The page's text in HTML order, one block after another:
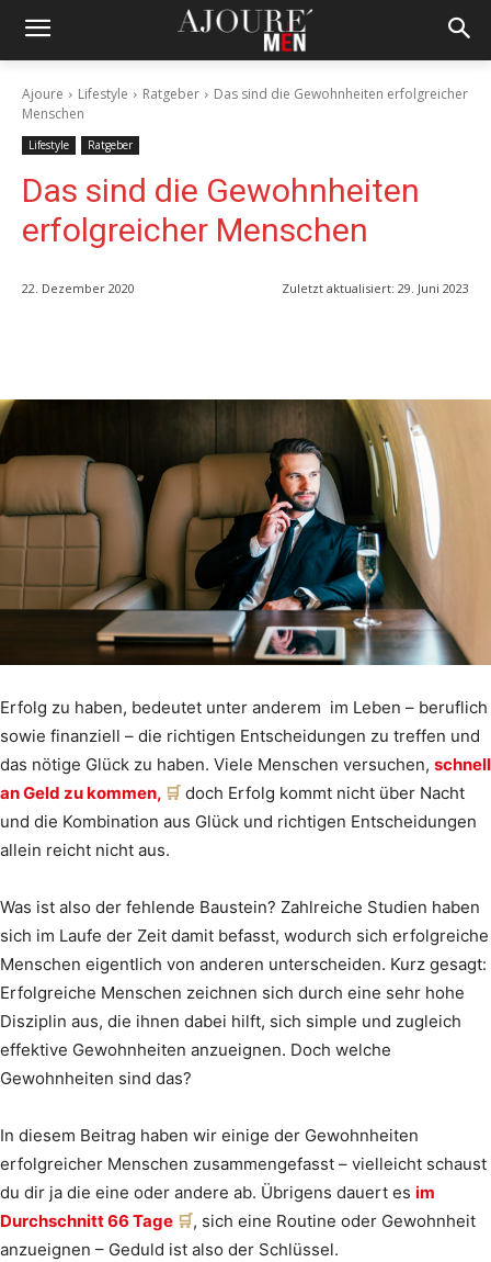
Ajoure Lifestyle Ratgeber
Das sind die Gewohnheiten erfolgreicher
Menschen
Lifestyle Ratgeber
Das sind die Gewohnheiten
erfolgreicher Menschen
22. Dezember 2020 Zuletzt aktualisiert: 29. Juni 2023
Erfolg zu haben, bedeutet unter anderem im Leben – beruflich
sowie finanziell – die richtigen Entscheidungen zu treffen und
das nötige Glück zu haben. Viele Menschen versuchen, schnell
an Geld zu kommen,
doch Erfolg kommt nicht über Nacht
und die Kombination aus Glück und richtigen Entscheidungen
allein reicht nicht aus.
Was ist also der fehlende Baustein? Zahlreiche Studien haben
sich im Laufe der Zeit damit befasst, wodurch sich erfolgreiche
Menschen eigentlich von anderen unterscheiden. Kurz gesagt:
Erfolgreiche Menschen zeichnen sich durch eine sehr hohe
Disziplin aus, die ihnen dabei hilft, sich simple und zugleich
effektive Gewohnheiten anzueignen. Doch welche
Gewohnheiten sind das?
In diesem Beitrag haben wir einige der Gewohnheiten
erfolgreicher Menschen zusammengefasst – vielleicht schaust
du dir ja die eine oder andere ab. Übrigens dauert es im
Durchschnitt 66 Tage
, sich eine Routine oder Gewohnheit
anzueignen – Geduld ist also der Schlüssel.